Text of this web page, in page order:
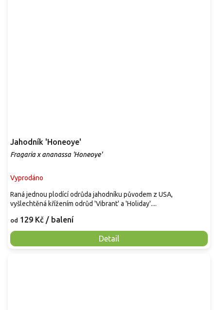
Jahodník 'Honeoye'
Fragaria x ananassa 'Honeoye'
Vyprodáno
od 129 Kč / balení
Detail
Raná jednou plodící odrůda jahodníku původem z USA,
vyšlechtěná křížením odrůd 'Vibrant' a 'Holiday'....